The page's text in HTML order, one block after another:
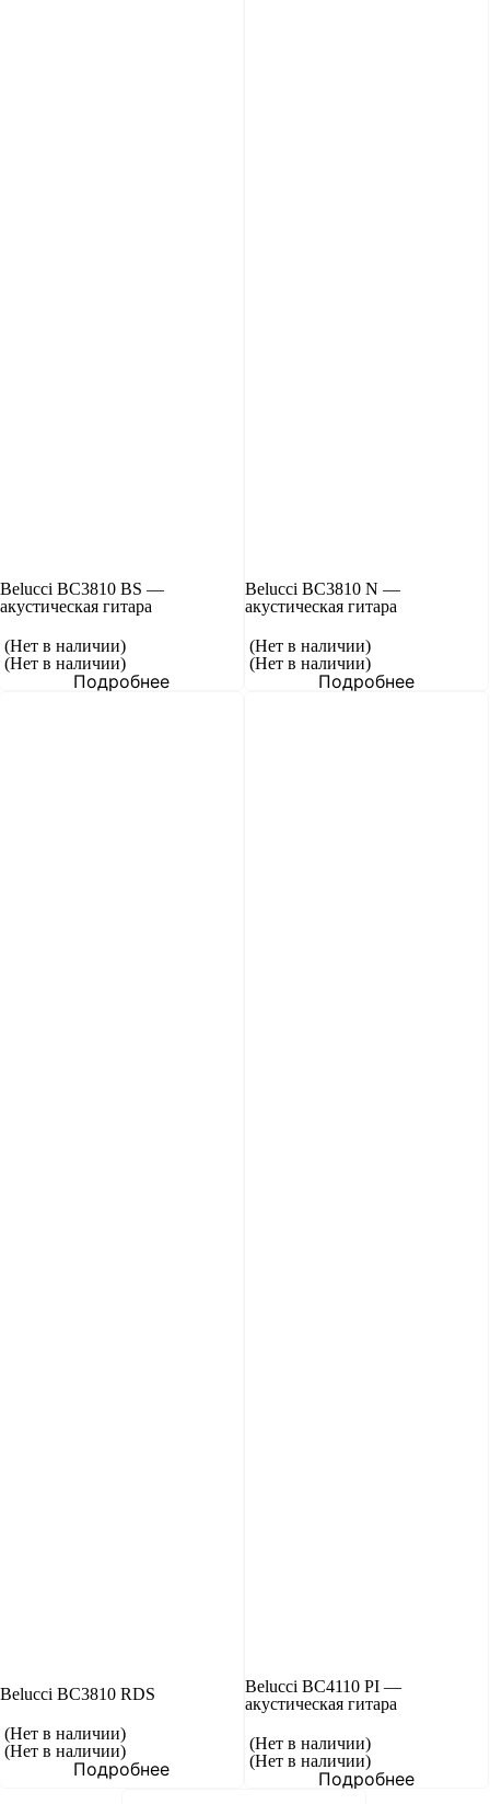
Belucci BC3810 BS —
акустическая гитара
(Нет в наличии)
(Нет в наличии)
Подробнее
Belucci BC3810 N —
акустическая гитара
(Нет в наличии)
(Нет в наличии)
Подробнее
Belucci BC3810 RDS
(Нет в наличии)
(Нет в наличии)
Подробнее
Belucci BC4110 PI —
акустическая гитара
(Нет в наличии)
(Нет в наличии)
Подробнее